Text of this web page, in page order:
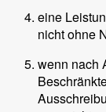
eine
nicht ohne
wenn nach